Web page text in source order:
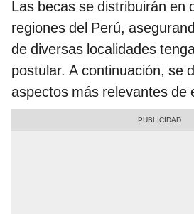
Las becas se distribuirán en
regiones del Perú,
de diversas localidades
postular. A continuación, se
aspectos más relevantes de